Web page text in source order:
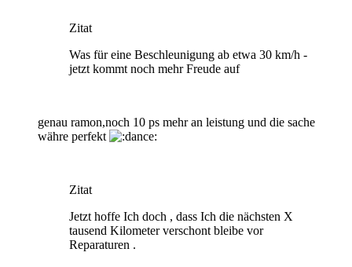
Zitat
Was für eine Beschleunigung ab etwa 30 km/h -
jetzt kommt noch mehr Freude auf
genau ramon,noch 10 ps mehr an leistung und die sache
währe perfekt
Zitat
Jetzt hoffe Ich doch , dass Ich die nächsten X
tausend Kilometer verschont bleibe vor
Reparaturen .